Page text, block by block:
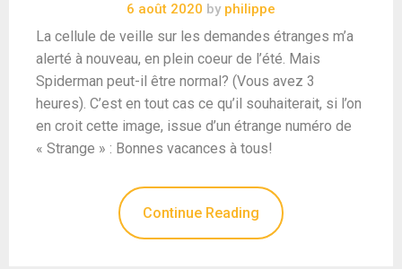
6 août 2020 by philippe
La cellule de veille sur les demandes étranges m’a
alerté à nouveau, en plein coeur de l’été. Mais
Spiderman peut-il être normal? (Vous avez 3
heures). C’est en tout cas ce qu’il souhaiterait, si l’on
en croit cette image, issue d’un étrange numéro de
« Strange » : Bonnes vacances à tous!
Continue Reading